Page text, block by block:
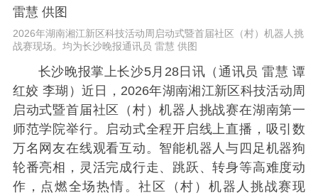
2026年湖南湘江新区科技活动周启动式暨首届社区（村）机器人挑
战赛现场。均为长沙晚报通讯员 雷慧 供图
长沙晚报掌上长沙5月28日讯（通讯员 雷慧 谭
红姣 李瑚）近日，2026年湖南湘江新区科技活动周
启动式暨首届社区（村）机器人挑战赛在湖南第一
师范学院举行。启动式全程开启线上直播，吸引数
万名网友在线观看互动。智能机器人与四足机器狗
轮番亮相，灵活完成行走、跳跃、转身等高难度动
作，点燃全场热情。社区（村）机器人挑战赛现